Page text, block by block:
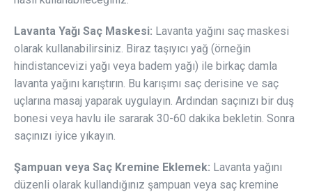
Lavanta Yağı Saç Maskesi: Lavanta yağını saç maskesi
olarak kullanabilirsiniz. Biraz taşıyıcı yağ (örneğin
hindistancevizi yağı veya badem yağı) ile birkaç damla
lavanta yağını karıştırın. Bu karışımı saç derisine ve saç
uçlarına masaj yaparak uygulayın. Ardından saçınızı bir duş
bonesi veya havlu ile sararak 30-60 dakika bekletin. Sonra
saçınızı iyice yıkayın.
Şampuan veya Saç Kremine Eklemek: Lavanta yağını
düzenli olarak kullandığınız şampuan veya saç kremine